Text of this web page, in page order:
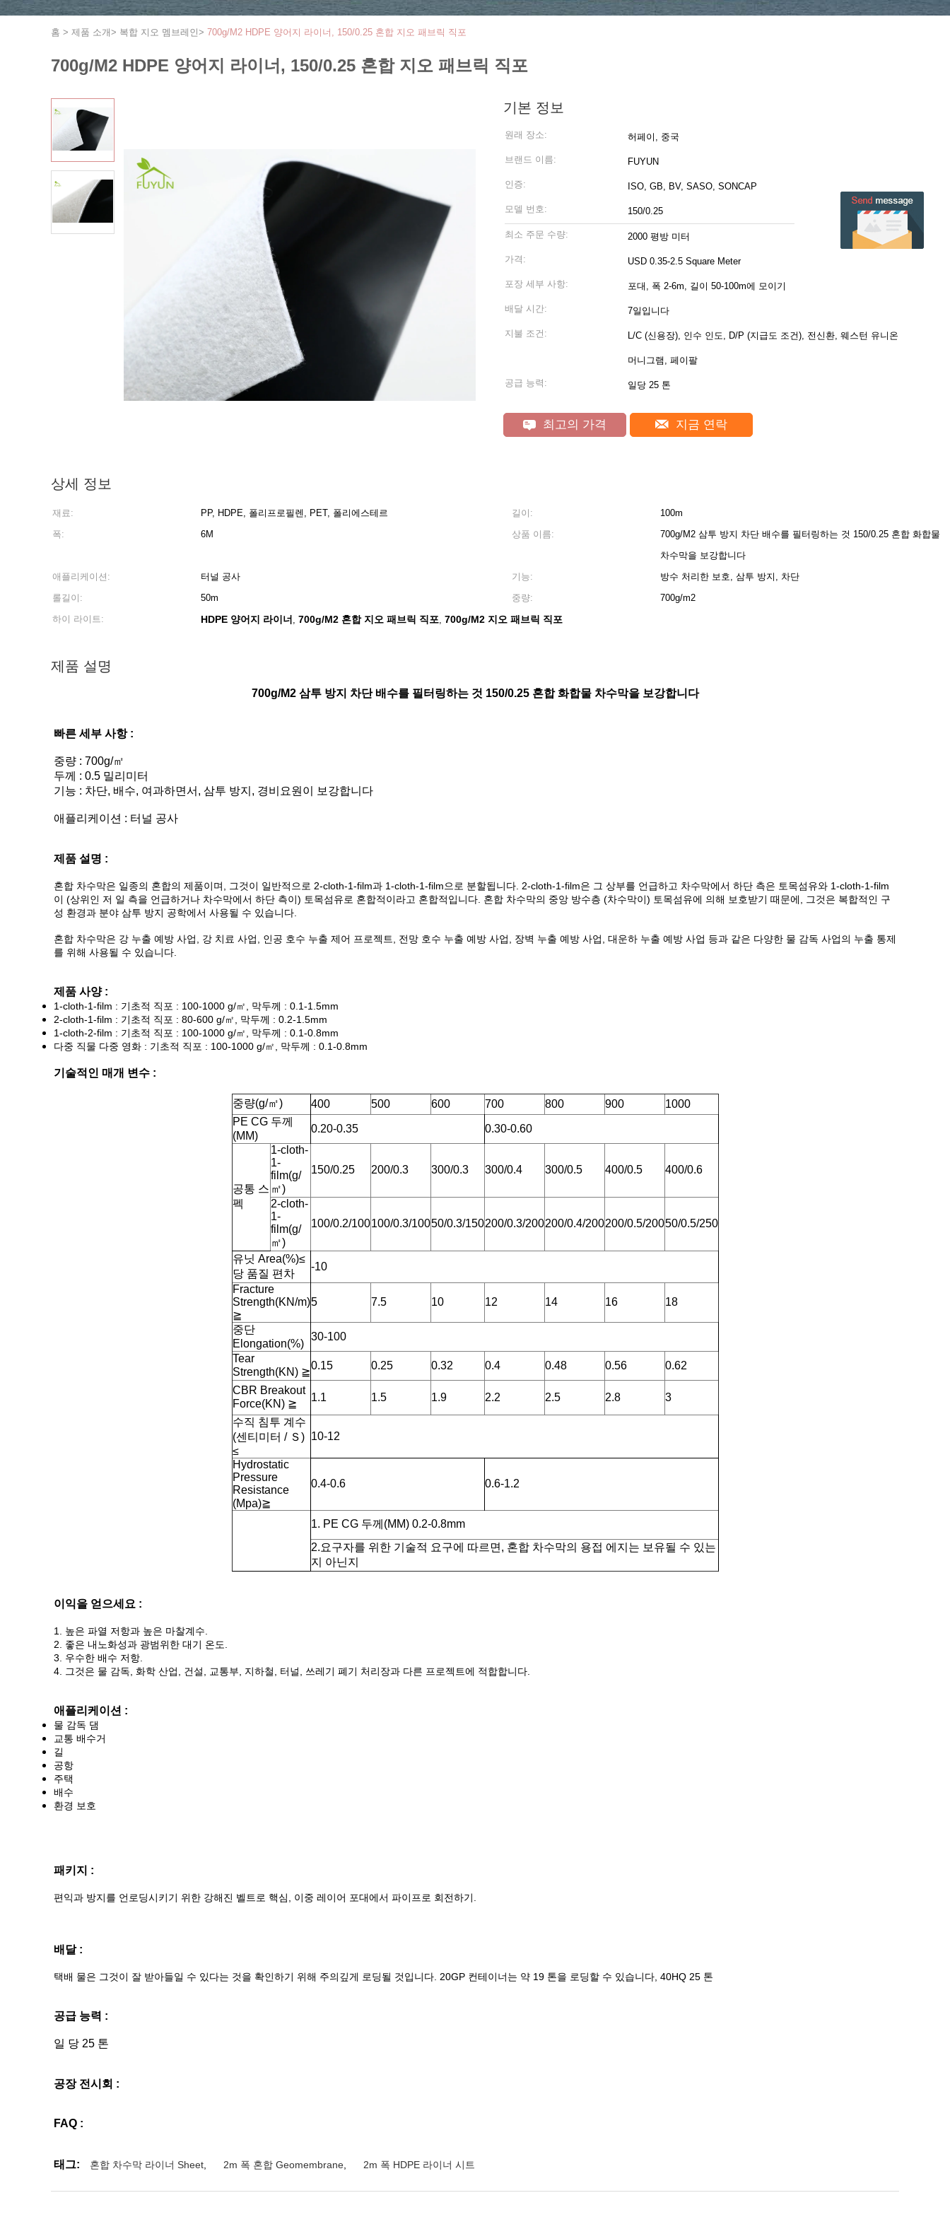
홈 > 제품 소개> 복합 지오 멤브레인> 700g/M2 HDPE 양어지 라이너, 150/0.25 혼합 지오 패브릭 직포
700g/M2 HDPE 양어지 라이너, 150/0.25 혼합 지오 패브릭 직포
기본 정보
원래 장소: 허페이, 중국
브랜드 이름: FUYUN
인증: ISO, GB, BV, SASO, SONCAP
모델 번호: 150/0.25
최소 주문 수량: 2000 평방 미터
가격: USD 0.35-2.5 Square Meter
포장 세부 사항: 포대, 폭 2-6m, 길이 50-100m에 모이기
배달 시간: 7일입니다
지불 조건: L/C (신용장), 인수 인도, D/P (지급도 조건), 전신환, 웨스턴 유니온,
머니그램, 페이팔
공급 능력: 일당 25 톤
최고의 가격 지금 연락
상세 정보
재료: PP, HDPE, 폴리프로필렌, PET, 폴리에스테르 길이:
100m
폭:
6M 상품 이름:
700g/M2 삼투 방지 차단 배수를 필터링하는 것 150/0.25 혼합 화합물
차수막을 보강합니다
애플리케이션:
터널 공사 기능:
방수 처리한 보호, 삼투 방지, 차단
롤길이:
50m 중량:
700g/m2
하이 라이트:
HDPE 양어지 라이너 , 700g/M2 혼합 지오 패브릭 직포, 700g/M2 지오 패브릭 직포
제품 설명
700g/M2 삼투 방지 차단 배수를 필터링하는 것 150/0.25 혼합 화합물 차수막을 보강합니다
빠른 세부 사항 :
중량 : 700g/㎡
두께 : 0.5 밀리미터
기능 : 차단, 배수, 여과하면서, 삼투 방지, 경비요원이 보강합니다
애플리케이션 : 터널 공사
제품 설명 :
혼합 차수막은 일종의 혼합의 제품이며, 그것이 일반적으로 2-cloth-1-film과 1-cloth-1-film으로 분할됩니다. 2-cloth-1-film은 그 상부를 언급하고 차수막에서 하단 측은 토목섬유와 1-cloth-1-film
이 (상위인 저 일 측을 언급하거나 차수막에서 하단 측이) 토목섬유로 혼합적이라고 혼합적입니다. 혼합 차수막의 중앙 방수층 (차수막이) 토목섬유에 의해 보호받기 때문에, 그것은 복합적인 구
성 환경과 분야 삼투 방지 공학에서 사용될 수 있습니다.
혼합 차수막은 강 누출 예방 사업, 강 치료 사업, 인공 호수 누출 제어 프로젝트, 전망 호수 누출 예방 사업, 장벽 누출 예방 사업, 대운하 누출 예방 사업 등과 같은 다양한 물 감독 사업의 누출 통제
를 위해 사용될 수 있습니다.
제품 사양 :
1-cloth-1-film : 기초적 직포 : 100-1000 g/㎡, 막두께 : 0.1-1.5mm
2-cloth-1-film : 기초적 직포 : 80-600 g/㎡, 막두께 : 0.2-1.5mm
1-cloth-2-film : 기초적 직포 : 100-1000 g/㎡, 막두께 : 0.1-0.8mm
다중 직물 다중 영화 : 기초적 직포 : 100-1000 g/㎡, 막두께 : 0.1-0.8mm
기술적인 매개 변수 :
중량(g/㎡) 400 500 600 700 800 900
1000
PE CG 두께
(MM)
0.20-0.35 0.30-0.60
공통 스
펙
1-cloth-
1-
film(g/
㎡)
150/0.25 200/0.3 300/0.3 300/0.4 300/0.5 400/0.5 400/0.6
2-cloth-
1-
film(g/
㎡)
100/0.2/100100/0.3/10050/0.3/150200/0.3/200200/0.4/200200/0.5/20050/0.5/250
유닛 Area(%)≤
당 품질 편차
-10
Fracture
Strength(KN/m)
≧
5 7.5 10 12 14 16 18
중단
Elongation(%)
30-100
Tear
Strength(KN) ≧
0.15 0.25 0.32 0.4 0.48 0.56 0.62
CBR Breakout
Force(KN) ≧
1.1 1.5 1.9 2.2 2.5 2.8 3
수직 침투 계수
(센티미터 / Ｓ)
≤
10-12
Hydrostatic
Pressure
Resistance
(Mpa)≧
0.4-0.6 0.6-1.2
1. PE CG 두께(MM) 0.2-0.8mm
2.요구자를 위한 기술적 요구에 따르면, 혼합 차수막의 용접 에지는 보유될 수 있는
지 아닌지
이익을 얻으세요 :
1. 높은 파열 저항과 높은 마찰계수.
2. 좋은 내노화성과 광범위한 대기 온도.
3. 우수한 배수 저항.
4. 그것은 물 감독, 화학 산업, 건설, 교통부, 지하철, 터널, 쓰레기 폐기 처리장과 다른 프로젝트에 적합합니다.
애플리케이션 :
물 감독 댐
교통 배수거
길
공항
주택
배수
환경 보호
패키지 :
편익과 방지를 언로딩시키기 위한 강해진 벨트로 핵심, 이중 레이어 포대에서 파이프로 회전하기.
배달 :
택배 물은 그것이 잘 받아들일 수 있다는 것을 확인하기 위해 주의깊게 로딩될 것입니다. 20GP 컨테이너는 약 19 톤을 로딩할 수 있습니다, 40HQ 25 톤
공급 능력 :
일 당 25 톤
공장 전시회 :
FAQ :
태그: 혼합 차수막 라이너 Sheet 2m 폭 혼합 Geomembrane 2m 폭 HDPE 라이너 시트